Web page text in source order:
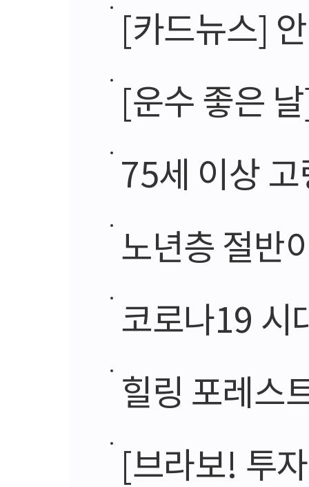
[카드뉴스]
[운수 좋은
75세 이상
노년층 절반
코로나19 시
힐링 포레스
[브라보! 투자